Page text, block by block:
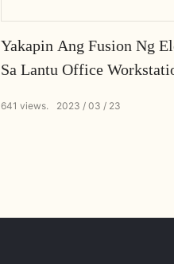
Yakapin Ang Fusion Ng
Sa Lantu Office
2023 03 23
641 views.